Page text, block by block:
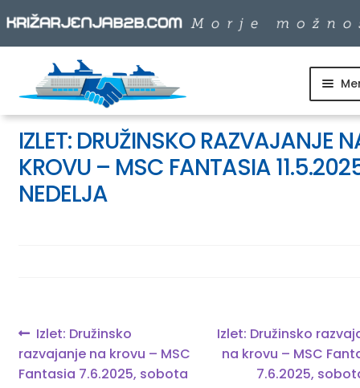
Skip
to
navigation
Skip
to
content
SKUPINSKI ODHODI
DNEVNI IZLETI
INFO
IZLET: DRUŽINSKO RAZVAJANJE
KROVU – MSC FANTASIA
NEDELJA
Navigacija
prispevka
Previous
post:
Izlet: Družinsko
razvajanje na krovu – MSC
Fantasia 7.6.2025, sobota
Next
post:
Izlet: Družinsko
na krovu – MSC
7.6.2025,